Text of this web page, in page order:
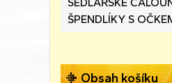
ŠPENDLÍKY S
Obsah košíku